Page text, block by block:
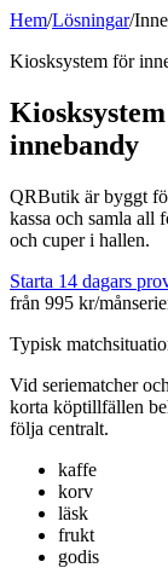
Hem/Lösningar/
Kiosksystem för
innebandy
QRButik är byggt
kassa och samla all
och cuper i hallen.
Starta 14 dagars
från 995 kr/mån
Typisk
Vid seriematcher
korta köptillfällen
följa centralt.
kaffe
korv
läsk
frukt
godis